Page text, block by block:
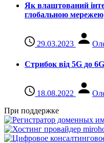
Як влаштований
глобальною мережею
29.03.2023
Стрибок від 5G до
18.08.2022
При поддержке